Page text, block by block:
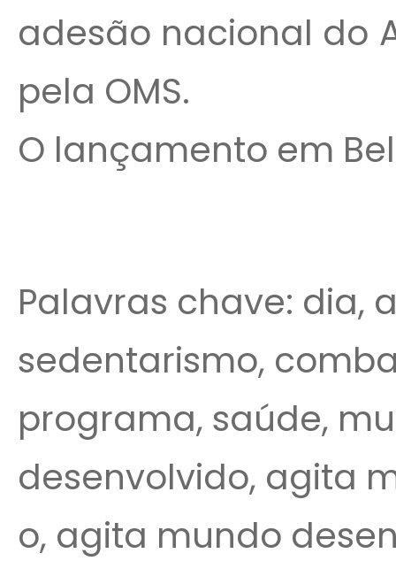
adesão nacional do
pela OMS.
O lançamento em
Palavras chave: dia,
sedentarismo,
programa, saúde,
desenvolvido, agita
o, agita mundo